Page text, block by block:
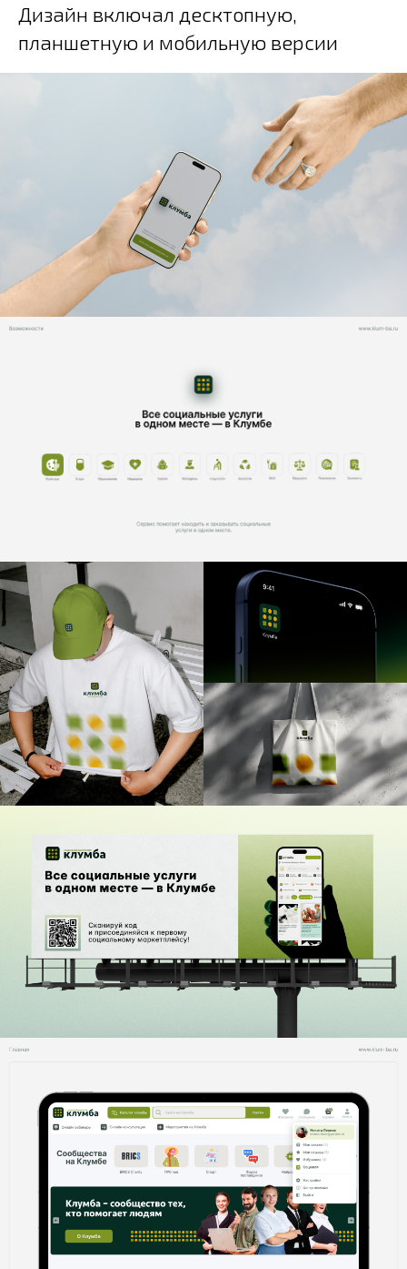
Дизайн включал десктопную,
планшетную и мобильную версии